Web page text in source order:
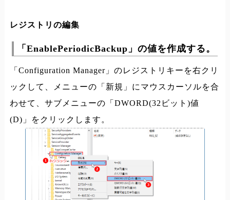
レジストリの編集
「EnablePeriodicBackup」の値を作成する。
「Configuration Manager」のレジストリキーを右クリ
ックして、メニューの「新規」にマウスカーソルを合
わせて、サブメニューの「DWORD(32ビット)値
(D)」をクリックします。